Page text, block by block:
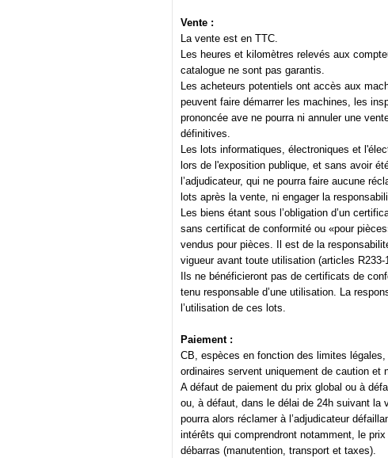
Vente :
La vente est en TTC.
Les heures et kilomètres relevés aux
catalogue ne sont pas garantis.
Les acheteurs potentiels ont accès aux
peuvent faire démarrer les machines, les
prononcée ave ne pourra ni annuler une
définitives.
Les lots informatiques, électroniques et
lors de l'exposition publique, et sans avoir
l’adjudicateur, qui ne pourra faire aucune
lots après la vente, ni engager la
Les biens étant sous l’obligation d’un
sans certificat de conformité ou «pour
vendus pour pièces. Il est de la
vigueur avant toute utilisation (articles
Ils ne bénéficieront pas de certificats de
tenu responsable d’une utilisation. La
l’utilisation de ces lots.
Paiement :
CB, espèces en fonction des limites
ordinaires servent uniquement de caution et
A défaut de paiement du prix global ou à
ou, à défaut, dans le délai de 24h suivant la
pourra alors réclamer à l’adjudicateur
intérêts qui comprendront notamment, le
débarras (manutention, transport et taxes).